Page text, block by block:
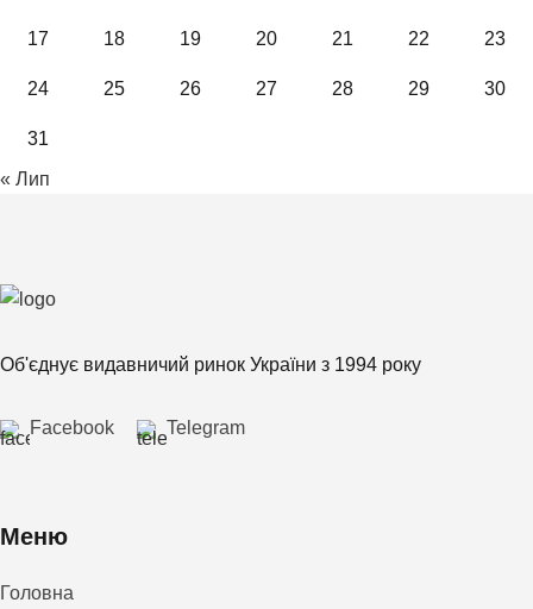
17 18 19 20 21 22 23
24 25 26 27 28 29 30
31
« Лип
Об'єднує видавничий ринок України з 1994 року
Facebook Telegram
Меню
Головна